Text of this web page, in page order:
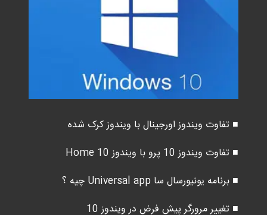
■ تفاوت ویندوز اورجینال با ویندوز کرک شده
■ تفاوت ویندوز 10 پرو با ویندوز 10 Home
■ برنامه یونیورسال سا Universal app چیه ؟
■ تغییر مرورگر پیش فرض در ویندوز 10